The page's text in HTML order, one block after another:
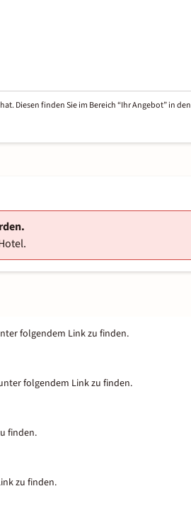
Diesen finden Sie im Bereich “Ihr Angebot” in den
folgendem Link zu finden.
folgendem Link zu finden.
finden.
zu finden.